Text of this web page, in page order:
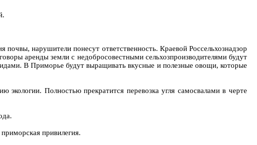
почвы, нарушители понесут ответственность. Краевой Россельхознадзор
аренды земли с недобросовестными сельхозпроизводителями будут
В Приморье будут выращивать вкусные и полезные овощи, которые
Полностью прекратится перевозка угля самосвалами в черте
привилегия.